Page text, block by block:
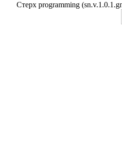
Стерх programming